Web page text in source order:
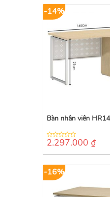
-14%
Bàn nhân viên
0
of
2.297.000 ₫
-16%